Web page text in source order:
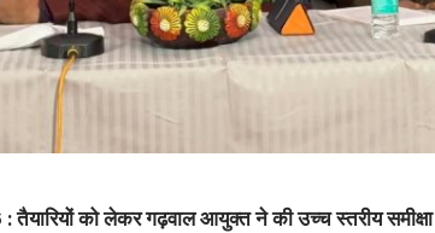
: तैयारियों को लेकर गढ़वाल आयुक्त ने की उच्च स्तरीय